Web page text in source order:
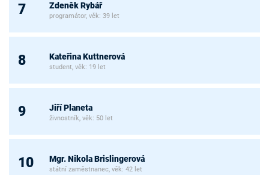
7 Zdeněk Rybář
programátor, věk: 39 let
8 Kateřina Kuttnerová
student, věk: 19 let
9 Jiří Planeta
živnostník, věk: 50 let
10 Mgr. Nikola Brislingerová
státní zaměstnanec, věk: 42 let